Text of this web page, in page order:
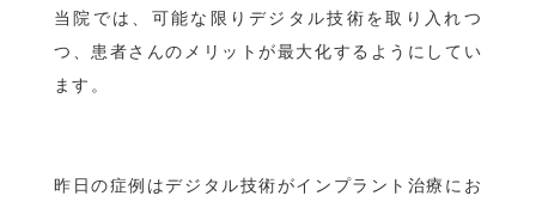
当院では、可能な限りデジタル技術を取り入れつ
つ、患者さんのメリットが最大化するようにしてい
ます。
昨日の症例はデジタル技術がインプラント治療にお